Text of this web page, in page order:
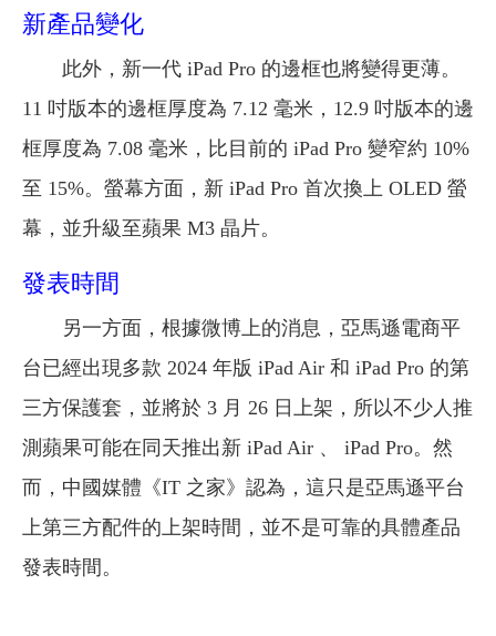
新產品變化
此外，新一代 iPad Pro 的邊框也將變得更薄。
11 吋版本的邊框厚度為 7.12 毫米，12.9 吋版本的邊
框厚度為 7.08 毫米，比目前的 iPad Pro 變窄約 10%
至 15%。螢幕方面，新 iPad Pro 首次換上 OLED 螢
幕，並升級至蘋果 M3 晶片。
發表時間
另一方面，根據微博上的消息，亞馬遜電商平
台已經出現多款 2024 年版 iPad Air 和 iPad Pro 的第
三方保護套，並將於 3 月 26 日上架，所以不少人推
測蘋果可能在同天推出新 iPad Air 、 iPad Pro。然
而，中國媒體《IT 之家》認為，這只是亞馬遜平台
上第三方配件的上架時間，並不是可靠的具體產品
發表時間。